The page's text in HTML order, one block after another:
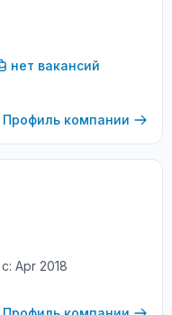
нет вакансий
Профиль компании
Apr 2018